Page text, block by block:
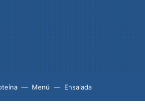
Menú Ensalada